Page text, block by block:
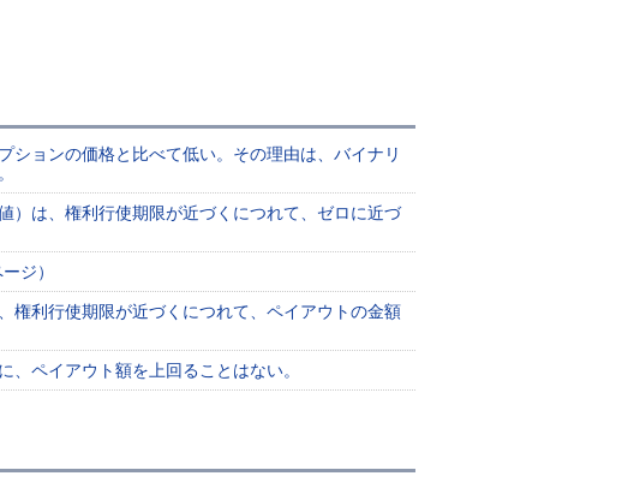
ションの価格と比べて低い。その理由は、バイナリ
）は、権利行使期限が近づくにつれて、ゼロに近づ
ジ）
権利行使期限が近づくにつれて、ペイアウトの金額
ペイアウト額を上回ることはない。